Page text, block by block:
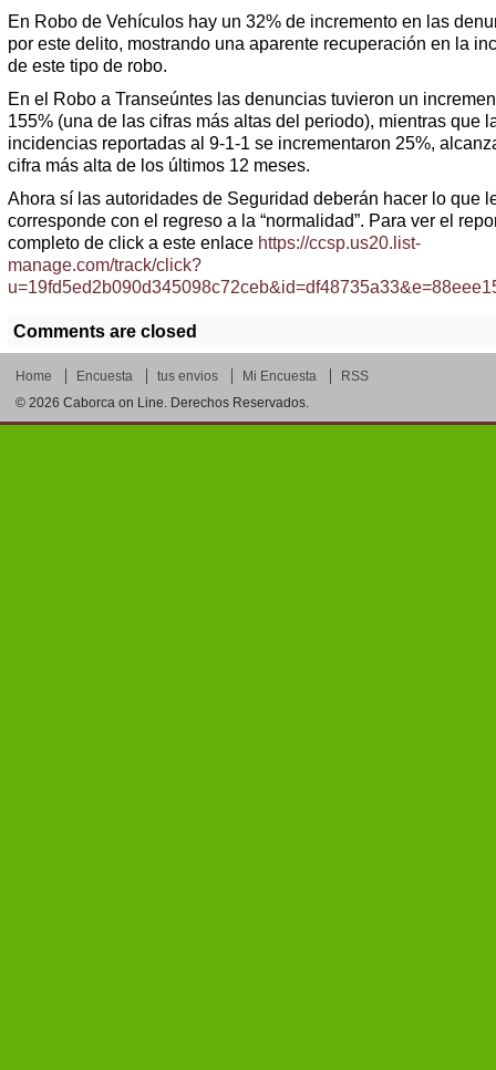
En Robo de Vehículos hay un 32% de incremento en las
por este delito, mostrando una aparente recuperación en la
de este tipo de robo.
En el Robo a Transeúntes las denuncias tuvieron un
155% (una de las cifras más altas del periodo), mientras que
incidencias reportadas al 9-1-1 se incrementaron 25%,
cifra más alta de los últimos 12 meses.
Ahora sí las autoridades de Seguridad deberán hacer lo que
corresponde con el regreso a la “normalidad”. Para ver el
completo de click a este enlace https://ccsp.us20.list-
manage.com/track/click?
Comments are closed
Home Encuesta tus envios Mi Encuesta
RSS
© 2026 Caborca on Line. Derechos Reservados.